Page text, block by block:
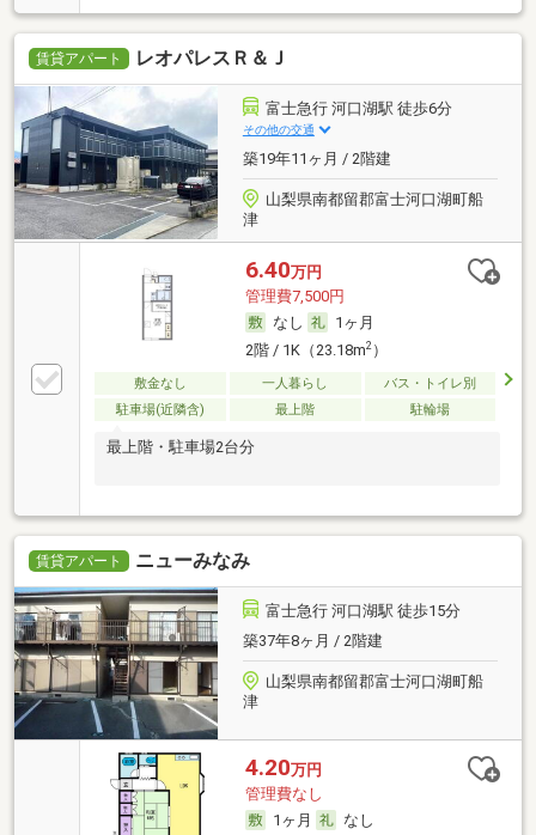
賃貸アパート レオパレスＲ＆Ｊ
富士急行 河口湖駅 徒歩6分
その他の交通
築19年11ヶ月 / 2階建
山梨県南都留郡富士河口湖町船
津
6.40万円
管理費7,500円
なし
1ヶ月
2階 / 1K（23.18m2）
敷金なし 一人暮らし
バス・トイレ別
駐車場(近隣含)
最上階 駐輪場
最上階・駐車場2台分
賃貸アパート ニューみなみ
富士急行 河口湖駅 徒歩15分
築37年8ヶ月 / 2階建
山梨県南都留郡富士河口湖町船
津
4.20万円
管理費なし
1ヶ月
なし